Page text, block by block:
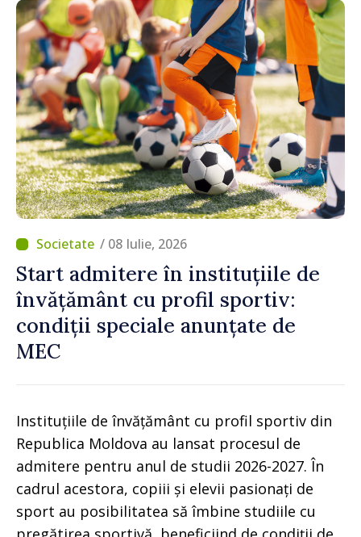
/ 08 Iulie, 2026
Start admitere în instituțiile de
învățământ cu profil sportiv:
condiții speciale anunțate de
MEC
Instituțiile de învățământ cu profil sportiv din
Republica Moldova au lansat procesul de
admitere pentru anul de studii 2026-2027. În
cadrul acestora, copiii și elevii pasionați de
sport au posibilitatea să îmbine studiile cu